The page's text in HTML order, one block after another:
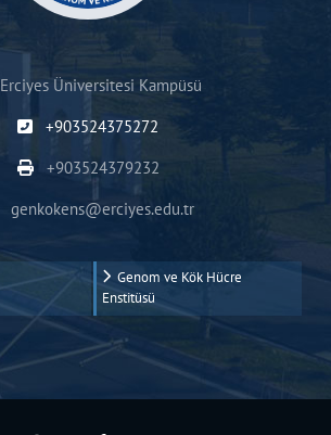
Erciyes Üniversitesi Kampüsü
+903524375272
+903524379232
genkokens@erciyes.edu.tr
Genom ve Kök Hücre
Enstitüsü